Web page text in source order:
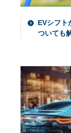
EVシフト
ついても